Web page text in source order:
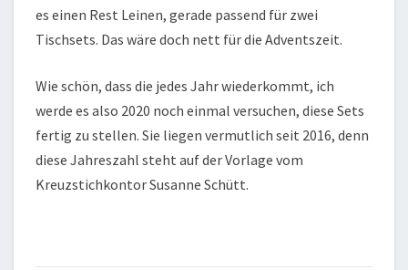
es einen Rest Leinen, gerade passend für zwei
Tischsets. Das wäre doch nett für die Adventszeit.
Wie schön, dass die jedes Jahr wiederkommt, ich
werde es also 2020 noch einmal versuchen, diese Sets
fertig zu stellen. Sie liegen vermutlich seit 2016, denn
diese Jahreszahl steht auf der Vorlage vom
Kreuzstichkontor Susanne Schütt.